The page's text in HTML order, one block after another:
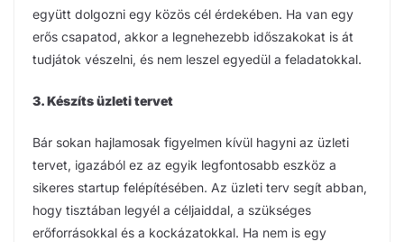
együtt dolgozni egy közös cél érdekében. Ha van egy
erős csapatod, akkor a legnehezebb időszakokat is át
tudjátok vészelni, és nem leszel egyedül a feladatokkal.
3. Készíts üzleti tervet
Bár sokan hajlamosak figyelmen kívül hagyni az üzleti
tervet, igazából ez az egyik legfontosabb eszköz a
sikeres startup felépítésében. Az üzleti terv segít abban,
hogy tisztában legyél a céljaiddal, a szükséges
erőforrásokkal és a kockázatokkal. Ha nem is egy